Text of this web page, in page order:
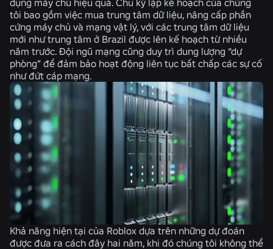
tôi bao gồm việc mua trung tâm dữ liệu, nâng cấp phần
cứng máy chủ và mạng vật lý, với các trung tâm dữ liệu
mới như trung tâm ở Brazil được lên kế hoạch từ nhiều
năm trước. Đội ngũ mạng cũng duy trì dung lượng “dự
phòng” để đảm bảo hoạt động liên tục bất chấp các sự cố
như đứt cáp mạng.
Khả năng hiện tại của Roblox dựa trên những dự đoán
được đưa ra cách đây hai năm, khi đó chúng tôi không thể